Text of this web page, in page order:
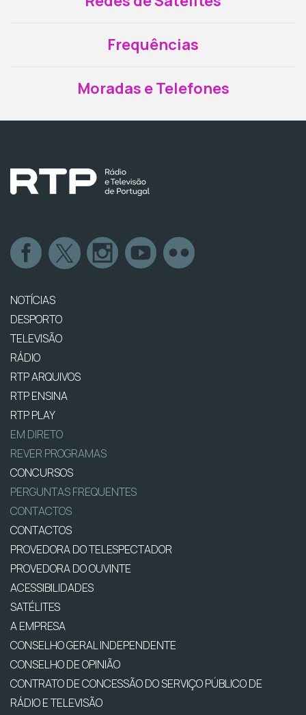
Frequências
Moradas e Telefones
NOTÍCIAS
DESPORTO
TELEVISÃO
RÁDIO
RTP ARQUIVOS
RTP ENSINA
RTP PLAY
EM DIRETO
REVER PROGRAMAS
CONCURSOS
PERGUNTAS FREQUENTES
CONTACTOS
CONTACTOS
PROVEDORA DO TELESPECTADOR
PROVEDORA DO OUVINTE
ACESSIBILIDADES
SATÉLITES
A EMPRESA
CONSELHO GERAL INDEPENDENTE
CONSELHO DE OPINIÃO
CONTRATO DE CONCESSÃO DO SERVIÇO PÚBLICO DE
RÁDIO E TELEVISÃO